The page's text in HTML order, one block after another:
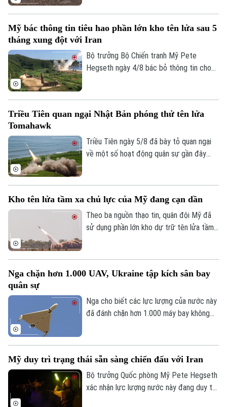
Chuyên mục
Thời sự
Hà Nội
Chính trị
Xã hội
An ninh trật tự
Hà Nội
Nhịp sống Hà Nội
Khoảnh khắc Hà Nội
Ẩm thực
Thế giới
Tin tức
Quân sự
Cafe sáng
Tài chính Ngân hàng
Doanh nghiệp
Tin tức
Căn hộ
Đất đai
Kinh nghiệm
Tàu và Xe
Ô tô
Tàu
Xe máy
Thị trường
Đánh giá
Giáo dục
Tuyển sinh
Tin tức
Làng nghề
Di tích
Sức khỏe
Y tế
Dinh dưỡng
Thể thao
Bóng đá
Giải trí
trăm tên lửa đạn đạo nhằm hỗ trợ các
hoạt động quân sự của Moscow tại
Ukraine. Nga và Triều Tiên hiện chưa đưa
ra bình luận về thông tin này.
Mỹ bác thông tin tiêu hao phần lớn kho tên lửa sau 5
tháng xung đột với Iran
Bộ trưởng Bộ Chiến tranh Mỹ Pete
Hegseth ngày 4/8 bác bỏ thông tin cho
đầy đủ năng lực quân sự.
Triều Tiên quan ngại Nhật Bản phóng thử tên lửa
Tomahawk
Triều Tiên ngày 5/8 đã bày tỏ quan ngại
về một số hoạt động quân sự gần đây
Kho tên lửa tầm xa chủ lực của Mỹ đang cạn dần
Theo ba nguồn thạo tin, quân đội Mỹ đã
sử dụng phần lớn kho dự trữ tên lửa tầm
lực lượng này trước các cuộc xung đột
Nga chặn hơn 1.000 UAV, Ukraine tập kích sân bay
quân sự
Nga cho biết các lực lượng của nước này
đã đánh chặn hơn 1.000 máy bay không
Mỹ duy trì trạng thái sẵn sàng chiến đấu với Iran
Bộ trưởng Quốc phòng Mỹ Pete Hegseth
xác nhận lực lượng nước này đang duy trì